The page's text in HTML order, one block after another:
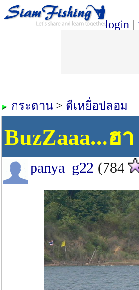
login |
กระดาน > ตีเหยื่อปลอม
BuzZaaa...ฮ
panya_g22 (784